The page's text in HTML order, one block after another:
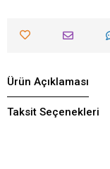
Ürün Açıklaması
Taksit Seçenekleri